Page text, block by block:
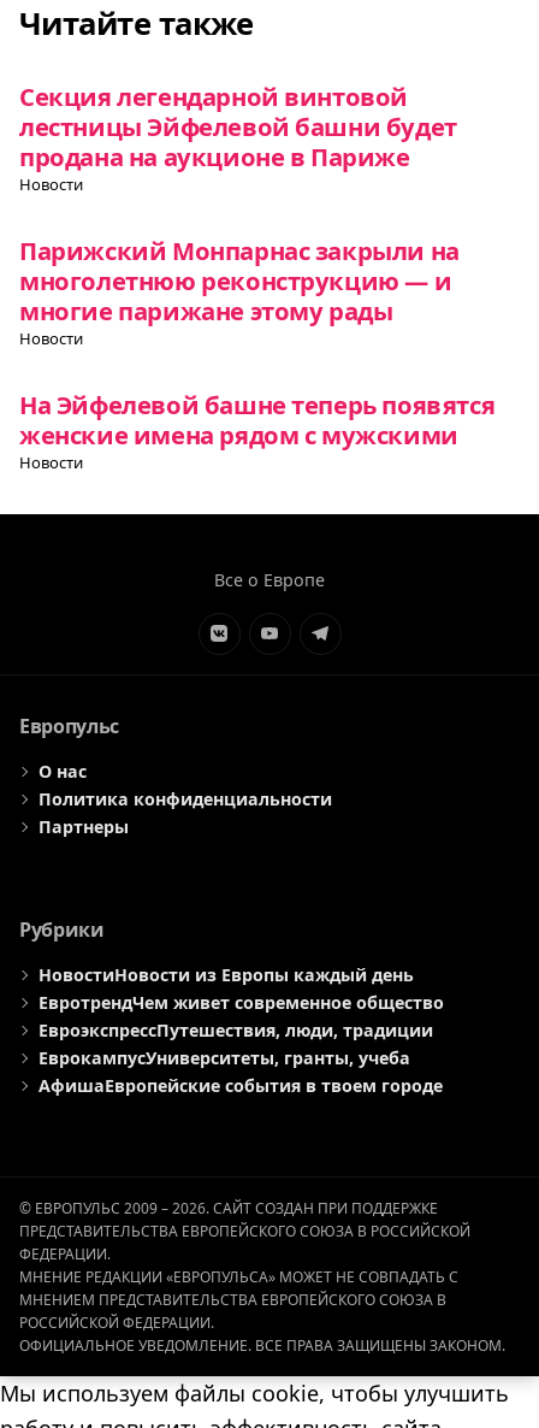
Читайте также
Секция легендарной винтовой
лестницы Эйфелевой башни будет
продана на аукционе в Париже
Новости
Парижский Монпарнас закрыли на
многолетнюю реконструкцию — и
многие парижане этому рады
Новости
На Эйфелевой башне теперь появятся
женские имена рядом с мужскими
Новости
Все о Европе
ЭлементЭлементЭлемент
Европульс
О нас
Политика конфиденциальности
Партнеры
Рубрики
НовостиНовости из Европы каждый день
ЕвротрендЧем живет современное общество
ЕвроэкспрессПутешествия, люди, традиции
ЕврокампусУниверситеты, гранты, учеба
АфишаЕвропейские события в твоем городе
© ЕВРОПУЛЬС 2009 – 2026. САЙТ СОЗДАН ПРИ ПОДДЕРЖКЕ
ПРЕДСТАВИТЕЛЬСТВА ЕВРОПЕЙСКОГО СОЮЗА В РОССИЙСКОЙ
ФЕДЕРАЦИИ.
МНЕНИЕ РЕДАКЦИИ «ЕВРОПУЛЬСА» МОЖЕТ НЕ СОВПАДАТЬ С
МНЕНИЕМ ПРЕДСТАВИТЕЛЬСТВА ЕВРОПЕЙСКОГО СОЮЗА В
РОССИЙСКОЙ ФЕДЕРАЦИИ.
ОФИЦИАЛЬНОЕ УВЕДОМЛЕНИЕ. ВСЕ ПРАВА ЗАЩИЩЕНЫ ЗАКОНОМ.
Мы используем файлы cookie, чтобы улучшить